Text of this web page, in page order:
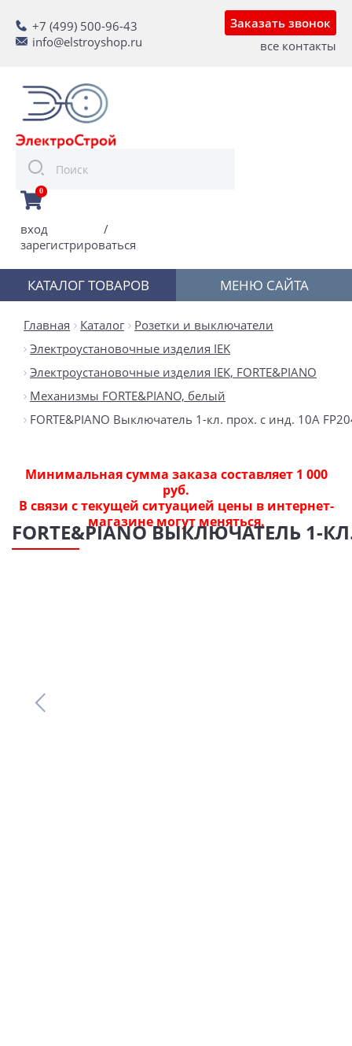
+7 (499) 500-96-43
info@elstroyshop.ru
Заказать звонок
все контакты
0
вход
/
зарегистрироваться
КАТАЛОГ ТОВАРОВ МЕНЮ САЙТА
Главная Каталог
Розетки и выключатели
Электроустановочные изделия IEK
Электроустановочные изделия IEK, FORTE&PIANO
Механизмы FORTE&PIANO, белый
FORTE&PIANO Выключатель 1-кл. прох. с инд. 10А
Минимальная сумма заказа составляет 1 000
руб.
В связи с текущей ситуацией цены в интернет-
магазине могут меняться.
FORTE&PIANO ВЫКЛЮЧАТЕЛЬ 1-